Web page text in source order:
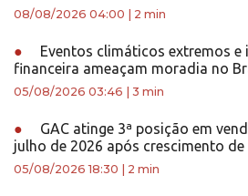
08/08/2026 04:00 2 min
●
Eventos climáticos extremos
financeira ameaçam moradia no
05/08/2026 03:46 3 min
●
GAC atinge 3ª posição em
julho de 2026 após crescimento
05/08/2026 18:30 2 min